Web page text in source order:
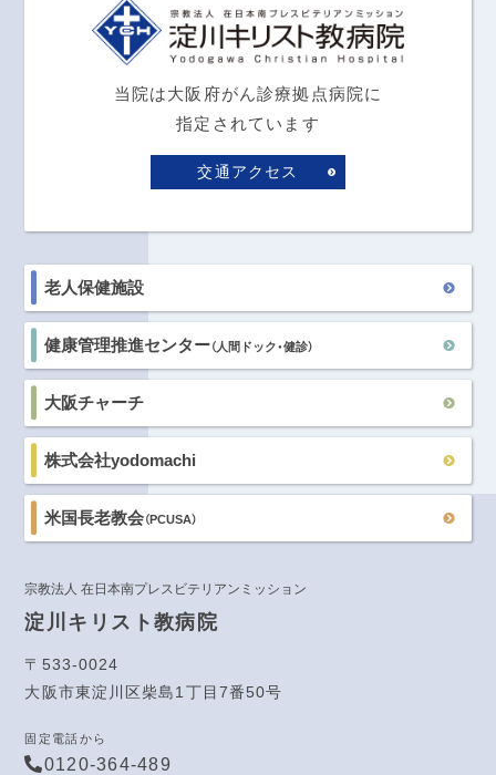
当院は大阪府がん診療拠点病院に
指定されています
交通アクセス
老人保健施設
健康管理推進センター（人間ドック・健診）
大阪チャーチ
株式会社yodomachi
米国長老教会（PCUSA）
宗教法人 在日本南プレスビテリアンミッション
淀川キリスト教病院
〒533-0024
大阪市東淀川区柴島1丁目7番50号
固定電話から
0120-364-489